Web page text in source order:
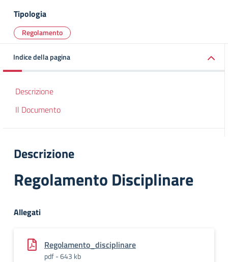
Tipologia
Regolamento
Indice della pagina
Descrizione
Il Documento
Descrizione
Regolamento Disciplinare
Allegati
Regolamento_disciplinare
pdf - 643 kb